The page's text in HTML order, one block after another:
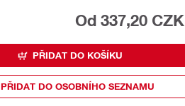
Od 337,20 CZK
PŘIDAT DO KOŠÍKU
PŘIDAT DO OSOBNÍHO SEZNAMU